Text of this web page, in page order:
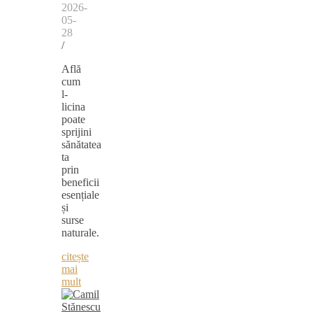
2026-
05-
28
/
Află
cum
l-
licina
poate
sprijini
sănătatea
ta
prin
beneficii
esențiale
și
surse
naturale.
citește
mai
mult